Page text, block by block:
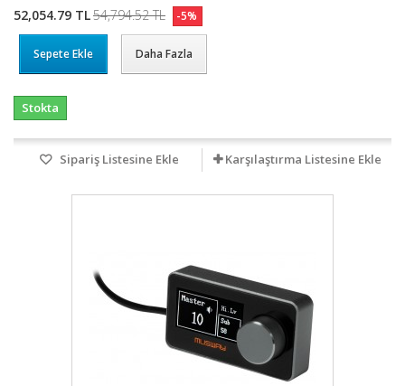
52,054.79 TL54,794.52 TL -5%
Sepete Ekle Daha Fazla
Stokta
Sipariş Listesine Ekle Karşılaştırma Listesine Ekle